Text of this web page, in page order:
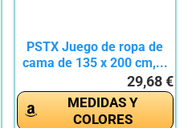
PSTX Juego de ropa de
cama de 135 x 200 cm,...
29,68 €
MEDIDAS Y
COLORES